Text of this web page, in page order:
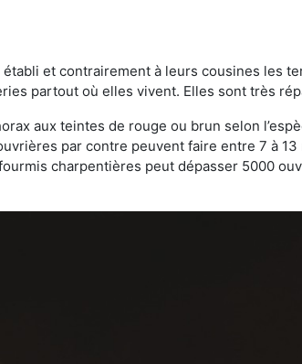
et contrairement à leurs cousines les
partout où elles vivent. Elles sont très
aux teintes de rouge ou brun selon
par contre peuvent faire entre 7 à
charpentières peut dépasser 5000